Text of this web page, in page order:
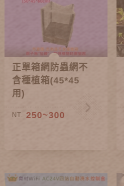
正單箱網防蟲網不
含種植箱(45*45
用)
NT. 250~300